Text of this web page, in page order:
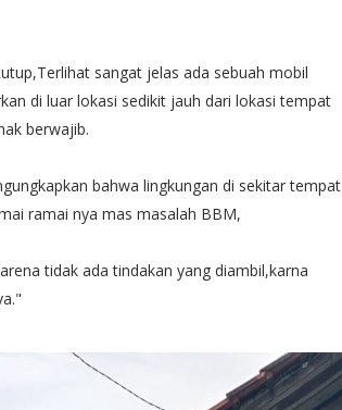
sangat jelas ada sebuah mobil
di luar lokasi sedikit jauh dari lokasi tempat
berwajib.
bahwa lingkungan di sekitar tempat
ramai nya mas masalah BBM,
tidak ada tindakan yang diambil,karna